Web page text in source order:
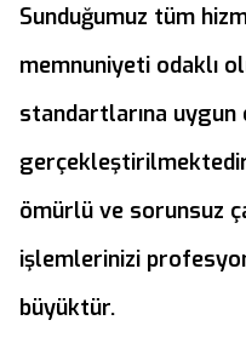
Sunduğumuz tüm
memnuniyeti odaklı
standartlarına uygun
ömürlü ve sorunsuz
işlemlerinizi
büyüktür.